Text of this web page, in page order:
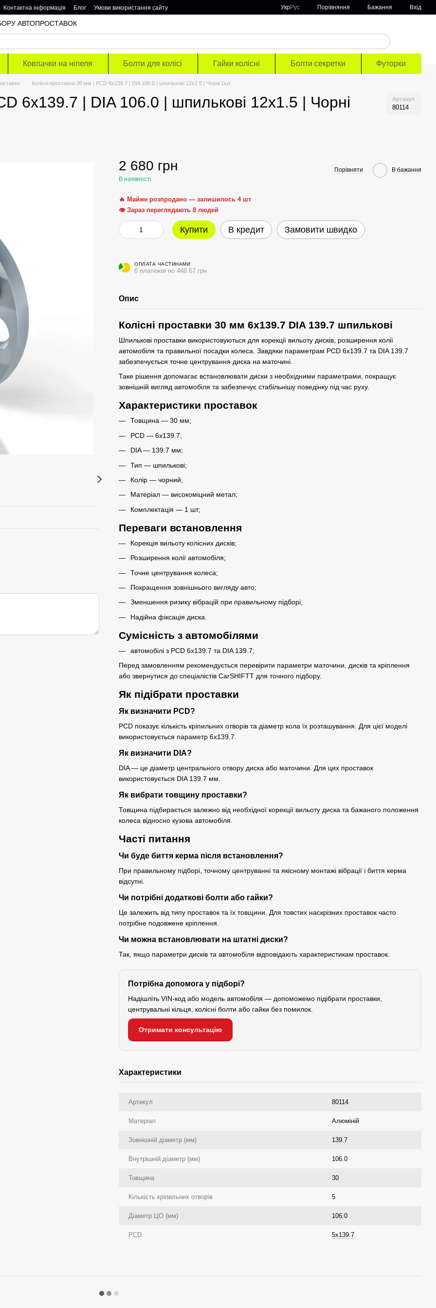
Контактна інформація Блог
Умови використання сайту
УкрРус Порівняння Бажання Вхід
АВТОПРОСТАВОК
Ковпачки на ніпеля Болти для колісі Гайки колісні Болти секретки Футорки
Колісні проставки 30 мм | PCD 6x139.7 | DIA 106.0 | шпилькові 12x1.5 | Чорні 1шт
6x139.7 | DIA 106.0 | шпилькові 12x1.5 | Чорні
Артикул
80114
2 680 грн
В наявності
Порівняти В бажання
🔥 Майже розпродано — залишилось 4 шт
👁 Зараз переглядають 8 людей
Купити В кредит Замовити швидко
ОПЛАТА ЧАСТИНАМИ
6 платежів по 446.67 грн
Опис
Колісні проставки 30 мм 6x139.7 DIA 139.7 шпилькові
Шпилькові проставки використовуються для корекції вильоту дисків, розширення колії
автомобіля та правильної посадки колеса. Завдяки параметрам PCD 6x139.7 та DIA 139.7
забезпечується точне центрування диска на маточині.
Таке рішення допомагає встановлювати диски з необхідними параметрами, покращує
зовнішній вигляд автомобіля та забезпечує стабільнішу поведінку під час руху.
Характеристики проставок
Товщина — 30 мм;
PCD — 6x139.7;
DIA — 139.7 мм;
Тип — шпилькові;
Колір — чорний;
Матеріал — високоміцний метал;
Комплектація — 1 шт;
Переваги встановлення
Корекція вильоту колісних дисків;
Розширення колії автомобіля;
Точне центрування колеса;
Покращення зовнішнього вигляду авто;
Зменшення ризику вібрацій при правильному підборі;
Надійна фіксація диска.
Сумісність з автомобілями
автомобілі з PCD 6x139.7 та DIA 139.7;
Перед замовленням рекомендується перевірити параметри маточини, дисків та кріплення
або звернутися до спеціалістів CarSHIFTT для точного підбору.
Як підібрати проставки
Як визначити PCD?
PCD показує кількість кріпильних отворів та діаметр кола їх розташування. Для цієї моделі
використовується параметр 6x139.7.
Як визначити DIA?
DIA — це діаметр центрального отвору диска або маточини. Для цих проставок
використовується DIA 139.7 мм.
Як вибрати товщину проставки?
Товщина підбирається залежно від необхідної корекції вильоту диска та бажаного положення
колеса відносно кузова автомобіля.
Часті питання
Чи буде биття керма після встановлення?
При правильному підборі, точному центруванні та якісному монтажі вібрації і биття керма
відсутні.
Чи потрібні додаткові болти або гайки?
Це залежить від типу проставок та їх товщини. Для товстих наскрізних проставок часто
потрібне подовжене кріплення.
Чи можна встановлювати на штатні диски?
Так, якщо параметри дисків та автомобіля відповідають характеристикам проставок.
Потрібна допомога у підборі?
Надішліть VIN-код або модель автомобіля — допоможемо підібрати проставки,
центрувальні кільця, колісні болти або гайки без помилок.
Отримати консультацію
Характеристики
Артикул 80114
Матеріал Алюміній
Зовнішній діаметр (мм) 139.7
Внутрішній діаметр (мм) 106.0
Товщина 30
Кількість кріпильних отворів 5
Діаметр ЦО (мм) 106.0
PCD 5x139.7